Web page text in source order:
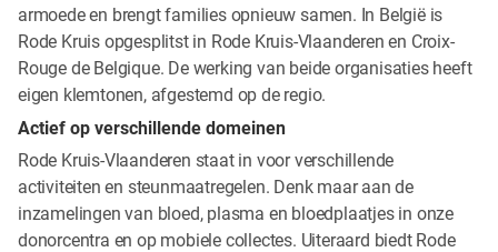
armoede en brengt families opnieuw samen. In België is
Rode Kruis opgesplitst in Rode Kruis-Vlaanderen en Croix-
Rouge de Belgique. De werking van beide organisaties heeft
eigen klemtonen, afgestemd op de regio.
Actief op verschillende domeinen
Rode Kruis-Vlaanderen staat in voor verschillende
activiteiten en steunmaatregelen. Denk maar aan de
inzamelingen van bloed, plasma en bloedplaatjes in onze
donorcentra en op mobiele collectes. Uiteraard biedt Rode